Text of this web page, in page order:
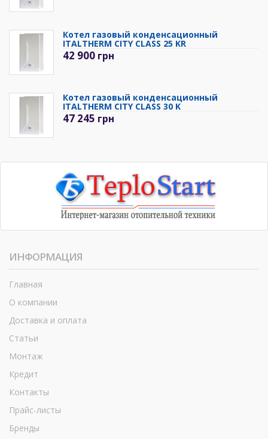
Котел газовый конденсационный
ITALTHERM CITY CLASS 25 KR
42 900 грн
Котел газовый конденсационный
ITALTHERM CITY CLASS 30 K
47 245 грн
ИНФОРМАЦИЯ
Главная
О компании
Доставка и оплата
Статьи
Монтаж
Кредит
Контакты
Прайс-листы
Бренды